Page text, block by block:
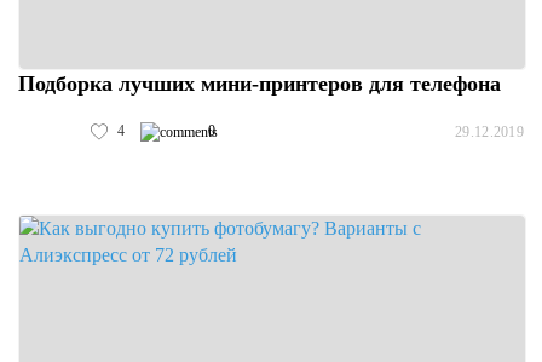
Подборка лучших мини-принтеров для телефона
4 0 29.12.2019